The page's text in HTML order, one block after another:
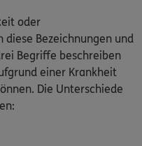
oder
diese Bezeichnungen und
Begriffe beschreiben
einer Krankheit
Die Unterschiede